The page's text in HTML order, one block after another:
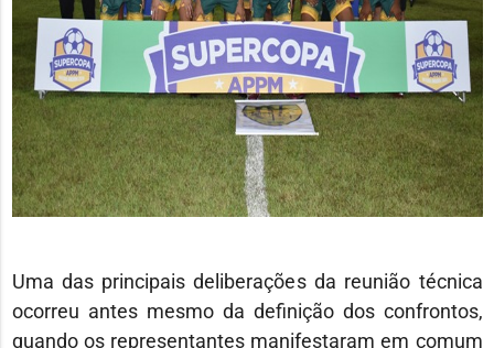
Uma das principais deliberações da reunião técnica
ocorreu antes mesmo da definição dos confrontos,
quando os representantes manifestaram em comum